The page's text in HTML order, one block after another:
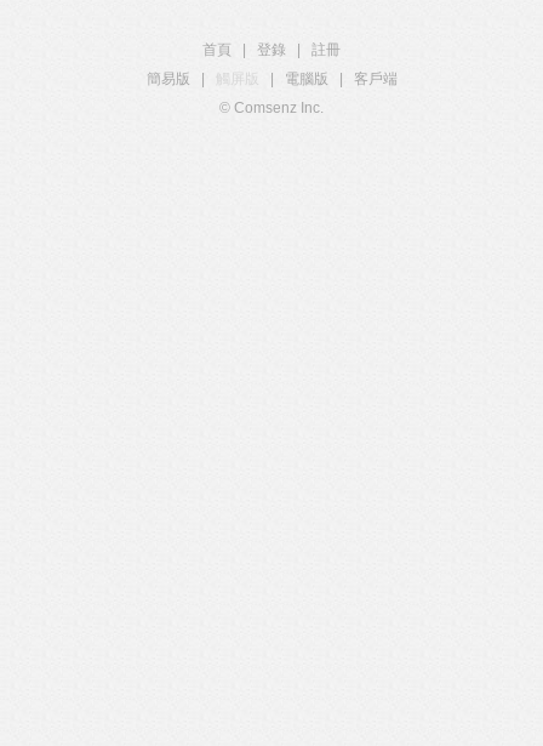
首頁 登錄
註冊
簡易版
觸屏版 電腦版
客戶端
© Comsenz Inc.